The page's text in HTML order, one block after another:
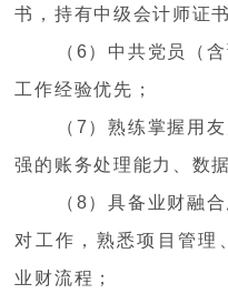
书，持有中级会计师证
（6）中共党员（
工作经验优先；
（7）熟练掌握用
强的账务处理能力、数
（8）具备业财融
对工作，熟悉项目管理
业财流程；